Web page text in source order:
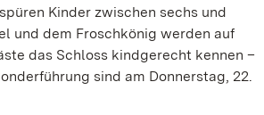
Kinder zwischen sechs und
und dem Froschkönig werden auf
das Schloss kindgerecht kennen –
sind am Donnerstag, 22.